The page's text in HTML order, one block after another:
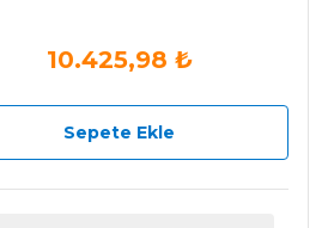
10.425,98 ₺
Sepete Ekle